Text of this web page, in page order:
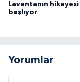
Lavantanın hikayesi
başlıyor
Yorumlar